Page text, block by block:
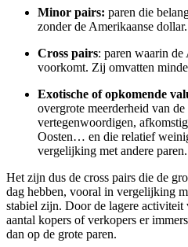
Minor pairs: paren die
zonder de Amerikaanse dollar.
Cross pairs: paren waarin
voorkomt. Zij omvatten
Exotische of opkomende
overgrote meerderheid van
vertegenwoordigen,
Oosten… en die relatief
vergelijking met andere paren.
Het zijn dus de cross pairs die de
dag hebben, vooral in vergelijking
stabiel zijn. Door de lagere activiteit
aantal kopers of verkopers er
dan op de grote paren.